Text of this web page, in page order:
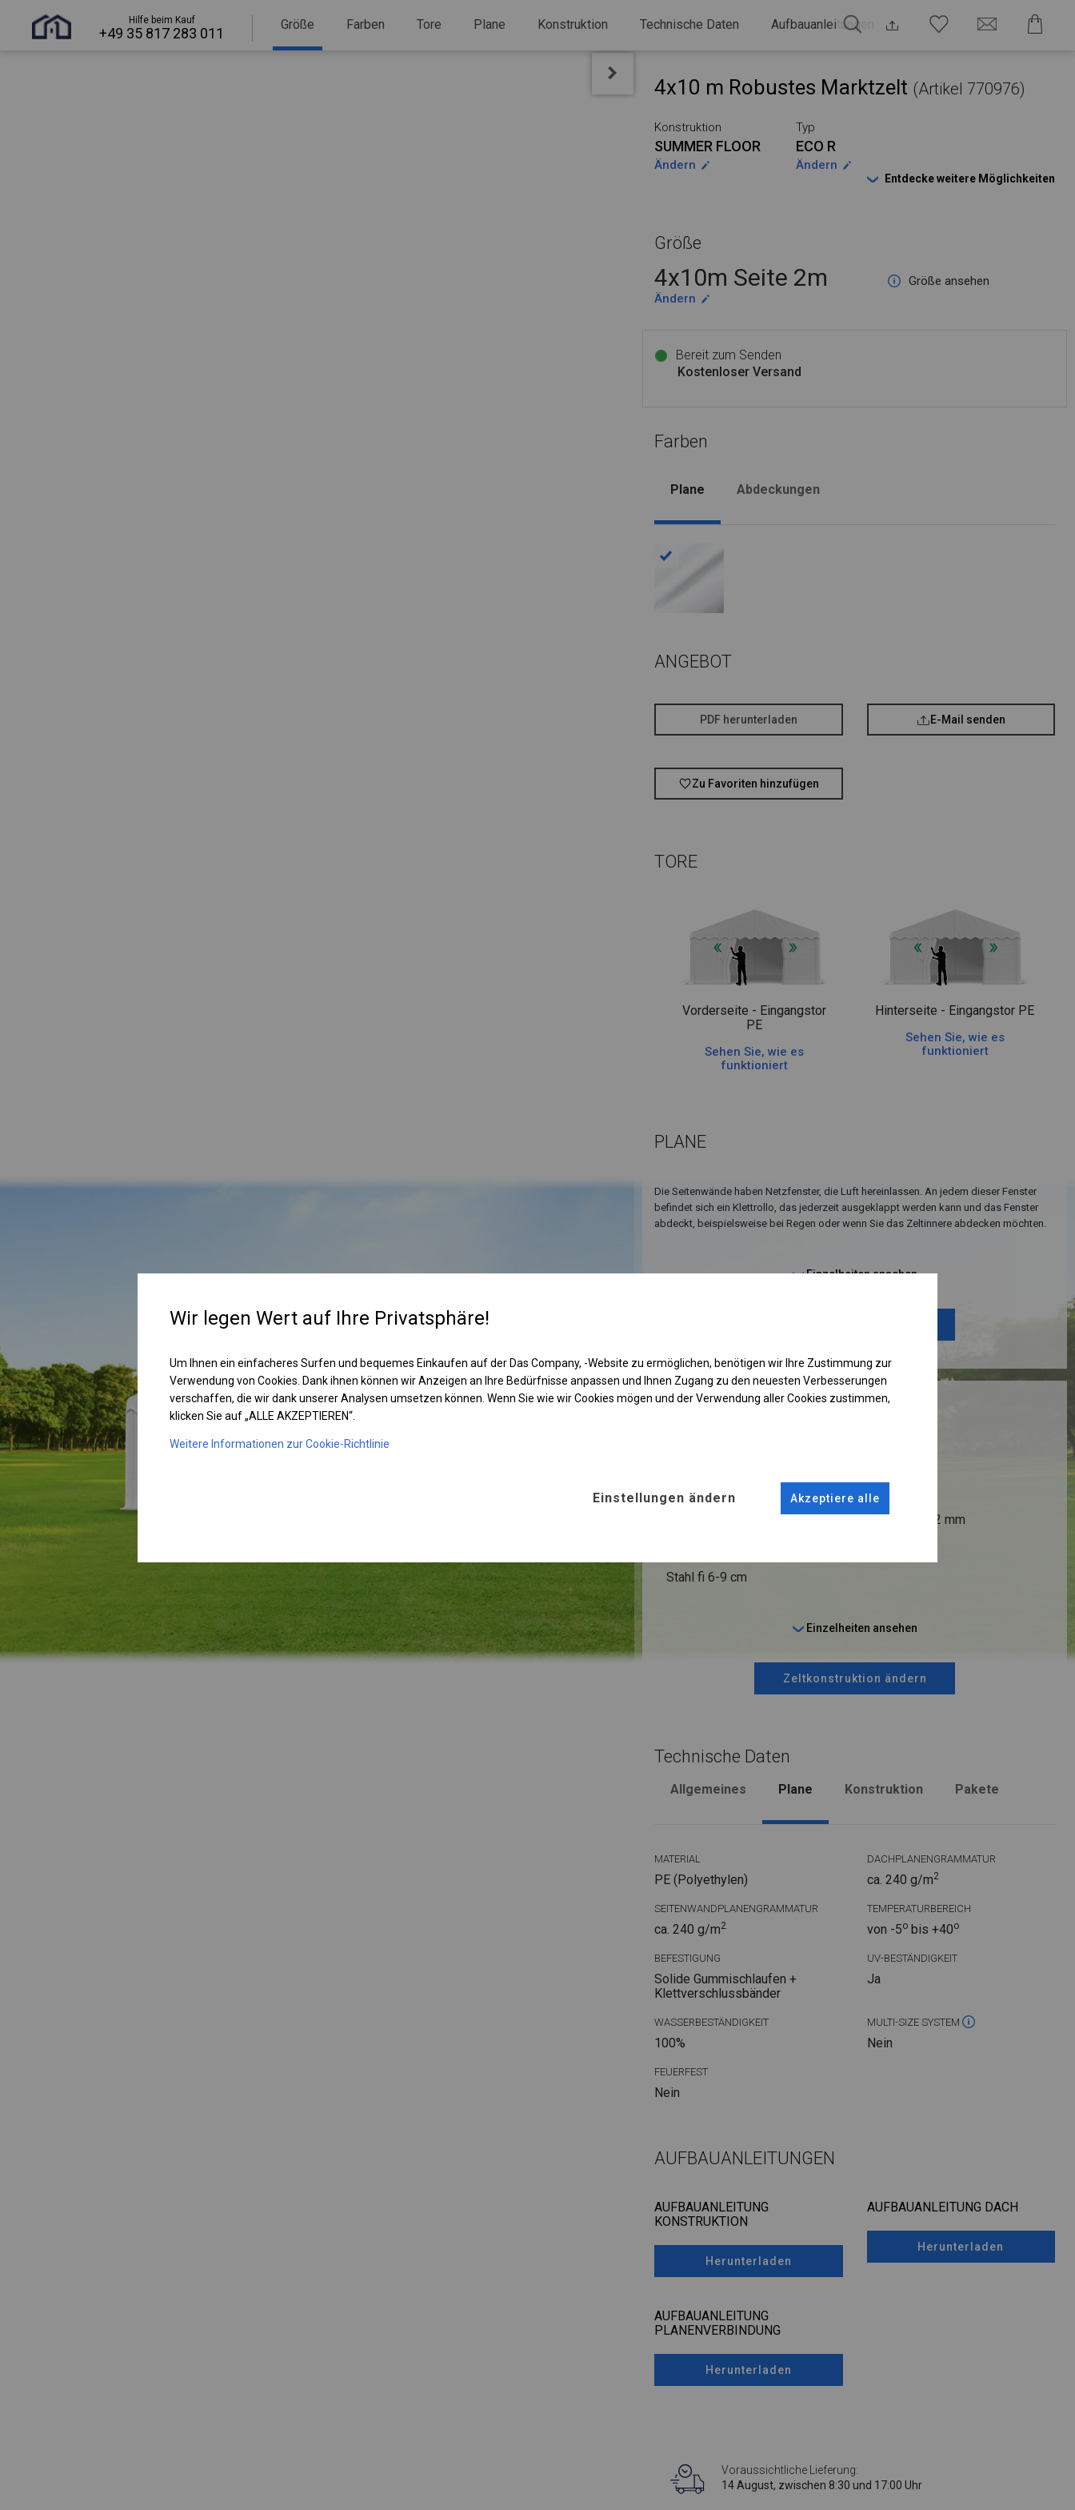
Hilfe beim Kauf
+49 35 817 283 011
Größe Farben Tore Plane Konstruktion Technische Daten Aufbauanleitungen
4x10 m Robustes Marktzelt (Artikel 770976)
Konstruktion
SUMMER FLOOR
Ändern
Typ
ECO R
Ändern
Entdecke weitere Möglichkeiten
Größe
4x10m Seite 2m
Größe ansehen
Ändern
Bereit zum Senden
Kostenloser Versand
Farben
Plane Abdeckungen
ANGEBOT
PDF herunterladen E-Mail senden
Zu Favoriten hinzufügen
TORE
Vorderseite - Eingangstor
PE
Sehen Sie, wie es
funktioniert
Hinterseite - Eingangstor PE
Sehen Sie, wie es
funktioniert
PLANE
Die Seitenwände haben Netzfenster, die Luft hereinlassen. An jedem dieser Fenster
befindet sich ein Klettrollo, das jederzeit ausgeklappt werden kann und das Fenster
abdeckt, beispielsweise bei Regen oder wenn Sie das Zeltinnere abdecken möchten.
Einzelheiten ansehen
KONSTRUKTION
ROHRE ANSCHLÜSSE
Stahl ca. fi 42 mm
Stahl fi 6-9 cm
Einzelheiten ansehen
Zeltkonstruktion ändern
Technische Daten
Allgemeines Plane Konstruktion Pakete
MATERIAL
PE (Polyethylen)
DACHPLANENGRAMMATUR
ca. 240 g/m2
SEITENWANDPLANENGRAMMATUR
ca. 240 g/m2
TEMPERATURBEREICH
von -5obis +40o
BEFESTIGUNG
Solide Gummischlaufen +
Klettverschlussbänder
UV-BESTÄNDIGKEIT
Ja
WASSERBESTÄNDIGKEIT
100%
MULTI-SIZE SYSTEM
Nein
FEUERFEST
Nein
AUFBAUANLEITUNGEN
AUFBAUANLEITUNG
KONSTRUKTION
Herunterladen
AUFBAUANLEITUNG DACH
Herunterladen
AUFBAUANLEITUNG
PLANENVERBINDUNG
Herunterladen
Voraussichtliche Lieferung:
14 August, zwischen 8:30 und 17:00 Uhr
Wir legen Wert auf Ihre Privatsphäre!
Um Ihnen ein einfacheres Surfen und bequemes Einkaufen auf der Das Company, -Website zu ermöglichen, benötigen wir Ihre Zustimmung zur
Verwendung von Cookies. Dank ihnen können wir Anzeigen an Ihre Bedürfnisse anpassen und Ihnen Zugang zu den neuesten Verbesserungen
verschaffen, die wir dank unserer Analysen umsetzen können. Wenn Sie wie wir Cookies mögen und der Verwendung aller Cookies zustimmen,
klicken Sie auf „ALLE AKZEPTIEREN“.
Weitere Informationen zur Cookie-Richtlinie
Einstellungen ändern Akzeptiere alle